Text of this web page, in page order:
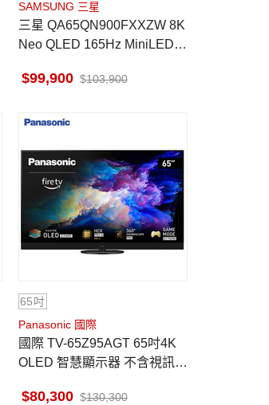
SAMSUNG 三星
三星 QA65QN900FXXZW 8K
Neo QLED 165Hz MiniLED A
99,900 103,900
65吋
Panasonic 國際
國際 TV-65Z95AGT 65吋4K
OLED 智慧顯示器 不含視訊盒
80,300 130,300